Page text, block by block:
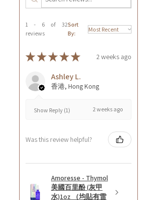
1 - 6 of 32
reviews
Sort
By:
★★★★★ 2 weeks ago
Ashley L.
香港, Hong Kong
Show Reply (1) 2 weeks ago
Was this review helpful?
Amoresse - Thymol
美國百里酚 (灰甲
水)1oz （均貼有雷